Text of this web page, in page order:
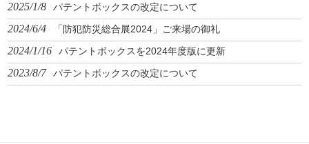
2025/1/8 パテントボックスの改定について
2024/6/4 「防犯防災総合展2024」ご来場の御礼
2024/1/16 パテントボックスを2024年度版に更新
2023/8/7 パテントボックスの改定について